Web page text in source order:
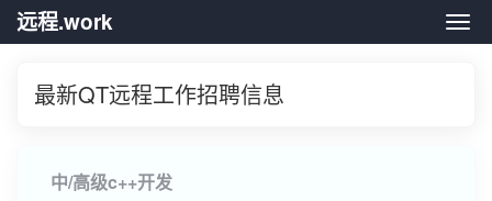
远
远程.work
最新QT远程工作招聘信息
中/高级c++开发